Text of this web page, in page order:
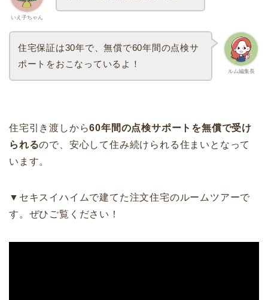
いえ子ちゃん
ルム編集長
住宅保証は30年で、無償で60年間の点検サ
ポートをおこなっているよ！
住宅引き渡しから60年間の点検サポートを無償で受け
られるので、安心して住み続けられる住まいとなって
います。
▼セキスイハイムで建てた注文住宅のルームツアーで
す。ぜひご覧ください！